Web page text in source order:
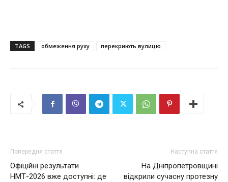
TAGS обмеження руху перекриють вулицю
Попередня стаття
Офіційні результати
НМТ-2026 вже доступні: де
Наступна стаття
На Дніпропетровщині
відкрили сучасну протезну